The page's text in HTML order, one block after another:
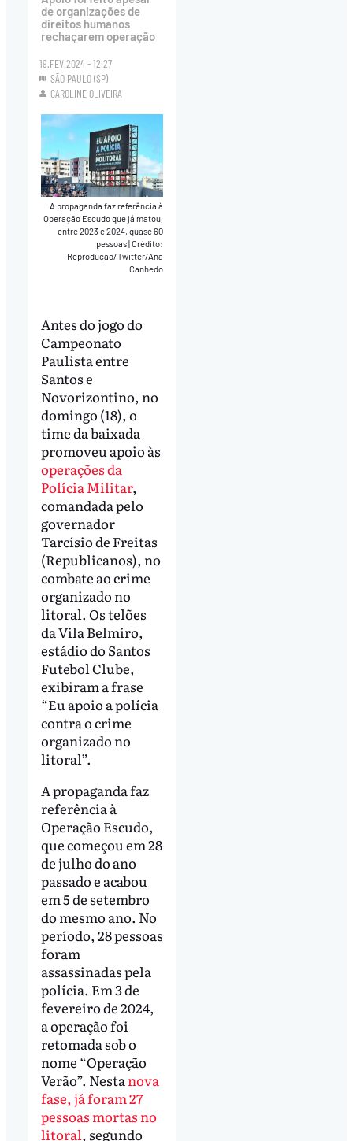
de organizações de
direitos humanos
rechaçarem operação
19.FEV.2024 - 12:27
SÃO PAULO (SP)
CAROLINE OLIVEIRA
A propaganda faz referência à
Operação Escudo que já matou,
entre 2023 e 2024, quase 60
pessoas|Crédito:
Reprodução/Twitter/Ana
Canhedo
Antes do jogo do
Campeonato
Paulista entre
Santos e
Novorizontino, no
domingo (18), o
time da baixada
promoveu apoio às
operações da
Polícia Militar,
comandada pelo
governador
Tarcísio de Freitas
(Republicanos), no
combate ao crime
organizado no
litoral. Os telões
da Vila Belmiro,
estádio do Santos
Futebol Clube,
exibiram a frase
“Eu apoio a polícia
contra o crime
organizado no
litoral”.
A propaganda faz
referência à
Operação Escudo,
que começou em 28
de julho do ano
passado e acabou
em 5 de setembro
do mesmo ano. No
período, 28 pessoas
foram
assassinadas pela
polícia. Em 3 de
fevereiro de 2024,
a operação foi
retomada sob o
nome “Operação
Verão”. Nestanova
fase, já foram 27
pessoas mortas no
litoral, segundo